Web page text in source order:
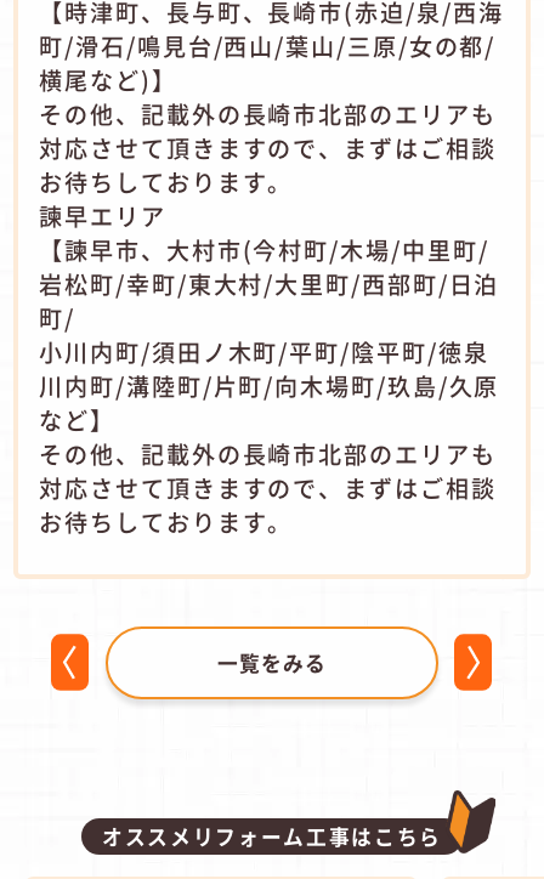
【時津町、長与町、長崎市(赤迫/泉/西海
町/滑石/鳴見台/西山/葉山/三原/女の都/
横尾など)】
その他、記載外の長崎市北部のエリアも
対応させて頂きますので、まずはご相談
お待ちしております。
諫早エリア
【諫早市、大村市(今村町/木場/中里町/
岩松町/幸町/東大村/大里町/西部町/日泊
町/
小川内町/須田ノ木町/平町/陰平町/徳泉
川内町/溝陸町/片町/向木場町/玖島/久原
など】
その他、記載外の長崎市北部のエリアも
対応させて頂きますので、まずはご相談
お待ちしております。
一覧をみる
オススメリフォーム工事はこちら